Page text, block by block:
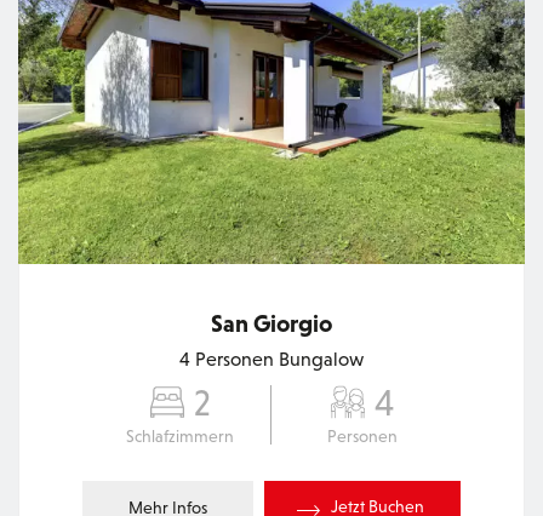
San Giorgio
4 Personen Bungalow
2
Schlafzimmern
4
Personen
Mehr Infos Jetzt Buchen